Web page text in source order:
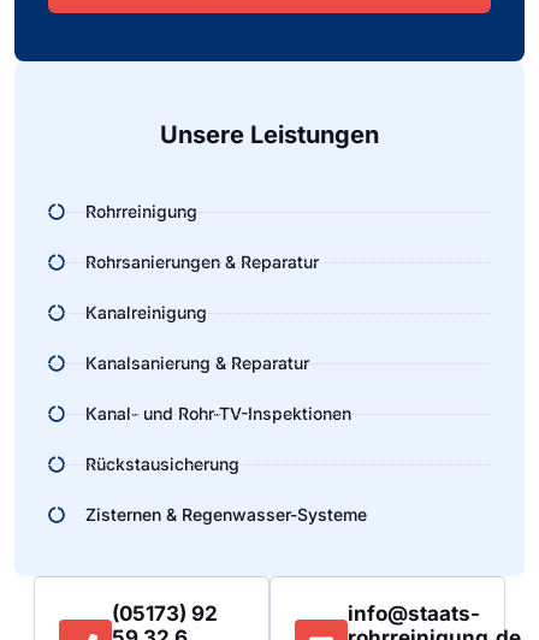
Unsere Leistungen
Rohrreinigung
Rohrsanierungen & Reparatur
Kanalreinigung
Kanalsanierung & Reparatur
Kanal- und Rohr-TV-Inspektionen
Rückstausicherung
Zisternen & Regenwasser-Systeme
(05173) 92
info@staats-